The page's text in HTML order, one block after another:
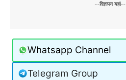
--विज्ञापन यहां--
Whatsapp Channel
Telegram Group